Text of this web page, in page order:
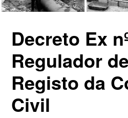
Decreto Ex
Regulador
Registo da
Civil